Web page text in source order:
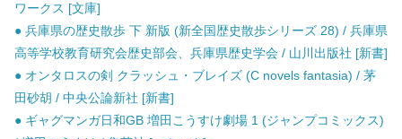
ワークス [文庫]
● 兵庫県の歴史散歩 下 新版 (新全国歴史散歩シリーズ 28) / 兵庫県
高等学校教育研究会歴史部会、兵庫県歴史学会 / 山川出版社 [新書]
● オンタロスの剣 クラッシュ・ブレイズ (C novels fantasia) / 茅
田砂胡 / 中央公論新社 [新書]
● ギャグマンガ日和GB 増田こうすけ劇場 1 (ジャンプコミックス)